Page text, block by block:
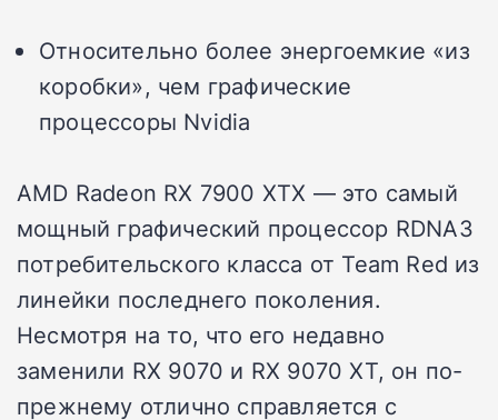
Относительно более энергоемкие «из
коробки», чем графические
процессоры Nvidia
AMD Radeon RX 7900 XTX — это самый
мощный графический процессор RDNA3
потребительского класса от Team Red из
линейки последнего поколения.
Несмотря на то, что его недавно
заменили RX 9070 и RX 9070 XT, он по-
прежнему отлично справляется с